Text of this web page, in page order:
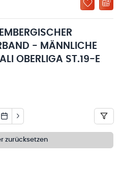
- MÄNNLICHE
OBERLIGA ST.19-E
zurücksetzen